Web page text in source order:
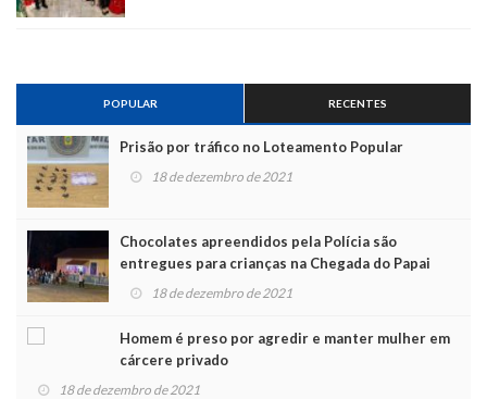
POPULAR RECENTES
Prisão por tráfico no Loteamento Popular
18 de dezembro de 2021
Chocolates apreendidos pela Polícia são
entregues para crianças na Chegada do Papai
Noel 18 de dezembro de 2021
Homem é preso por agredir e manter mulher em
cárcere privado
18 de dezembro de 2021